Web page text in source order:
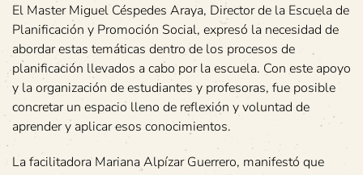
El Master Miguel Céspedes Araya, Director de la Escuela de
Planificación y Promoción Social, expresó la necesidad de
abordar estas temáticas dentro de los procesos de
planificación llevados a cabo por la escuela. Con este apoyo
y la organización de estudiantes y profesoras, fue posible
concretar un espacio lleno de reflexión y voluntad de
aprender y aplicar esos conocimientos.
La facilitadora Mariana Alpízar Guerrero, manifestó que